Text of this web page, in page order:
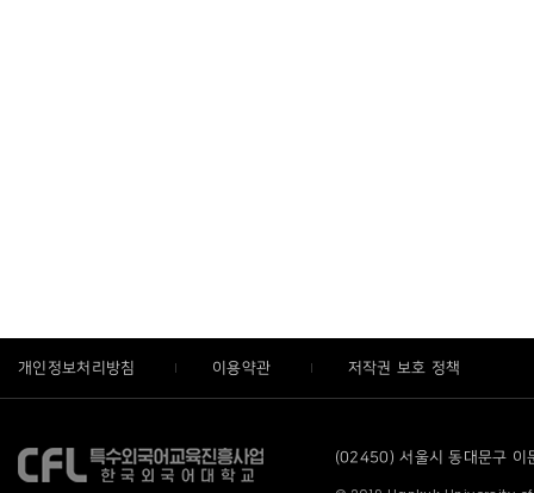
개인정보처리방침 이용약관 저작권 보호 정책
(02450) 서울시 동대문구